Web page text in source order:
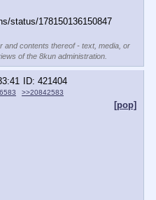
status/178150136150847
and contents thereof - text, media, or
of the 8kun administration.
421404
>>20842583
[pop]